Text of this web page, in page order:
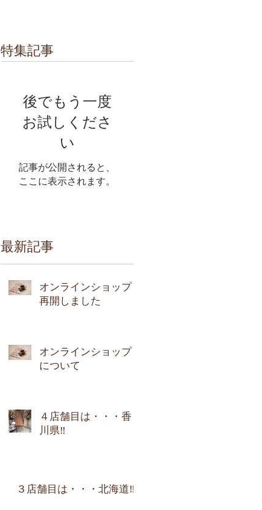
特集記事
後でもう一度
お試しくださ
い
記事が公開されると、
ここに表示されます。
最新記事
オンラインショップ
再開しました
オンラインショップ
について
４店舗目は・・・香
川県‼︎
３店舗目は・・・北海道‼︎